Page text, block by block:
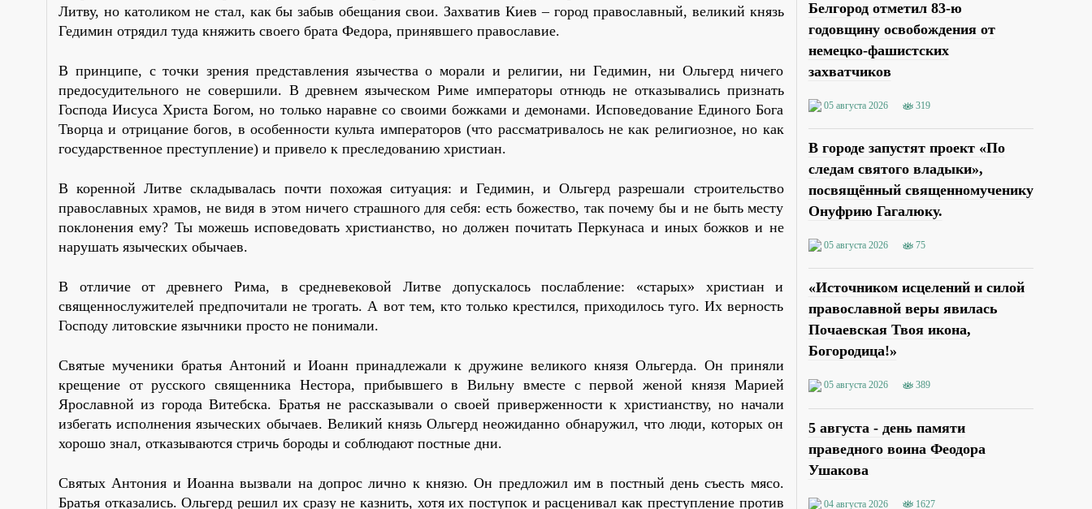
Литву, но католиком не стал, как бы забыв обещания свои. Захватив Киев – город православный, великий князь
Гедимин отрядил туда княжить своего брата Федора, принявшего православие.
В принципе, с точки зрения представления язычества о морали и религии, ни Гедимин, ни Ольгерд ничего
предосудительного не совершили. В древнем языческом Риме императоры отнюдь не отказывались признать
Господа Иисуса Христа Богом, но только наравне со своими божками и демонами. Исповедование Единого Бога
Творца и отрицание богов, в особенности культа императоров (что рассматривалось не как религиозное, но как
государственное преступление) и привело к преследованию христиан.
В коренной Литве складывалась почти похожая ситуация: и Гедимин, и Ольгерд разрешали строительство
православных храмов, не видя в этом ничего страшного для себя: есть божество, так почему бы и не быть месту
поклонения ему? Ты можешь исповедовать христианство, но должен почитать Перкунаса и иных божков и не
нарушать языческих обычаев.
В отличие от древнего Рима, в средневековой Литве допускалось послабление: «старых» христиан и
священнослужителей предпочитали не трогать. А вот тем, кто только крестился, приходилось туго. Их верность
Господу литовские язычники просто не понимали.
Святые мученики братья Антоний и Иоанн принадлежали к дружине великого князя Ольгерда. Он приняли
крещение от русского священника Нестора, прибывшего в Вильну вместе с первой женой князя Марией
Ярославной из города Витебска. Братья не рассказывали о своей приверженности к христианству, но начали
избегать исполнения языческих обычаев. Великий князь Ольгерд неожиданно обнаружил, что люди, которых он
хорошо знал, отказываются стричь бороды и соблюдают постные дни.
Святых Антония и Иоанна вызвали на допрос лично к князю. Он предложил им в постный день съесть мясо.
Братья отказались. Ольгерд решил их сразу не казнить, хотя их поступок и расценивал как преступление против
Белгород отметил 83-ю
годовщину освобождения от
немецко-фашистских
захватчиков
05 августа 2026 319
В городе запустят проект «По
следам святого владыки»,
посвящённый священномученику
Онуфрию Гагалюку.
05 августа 2026 75
«Источником исцелений и силой
православной веры явилась
Почаевская Твоя икона,
Богородица!»
05 августа 2026 389
5 августа - день памяти
праведного воина Феодора
Ушакова
04 августа 2026 1627